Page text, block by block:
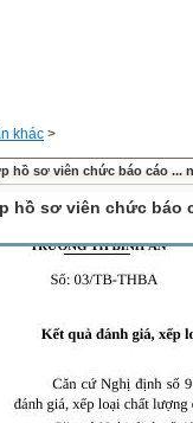
khác >
hồ sơ viên chức báo cáo ...
hồ sơ viên chức báo